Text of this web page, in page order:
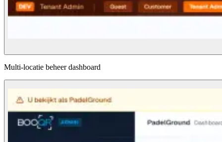
Multi-locatie beheer dashboard